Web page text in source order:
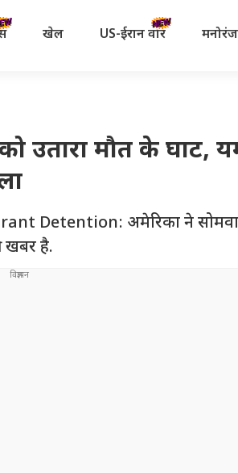
खेल US-ईरान वॉर
उतारा मौत के घाट,
अमेरिका ने सोमवार
खबर है.